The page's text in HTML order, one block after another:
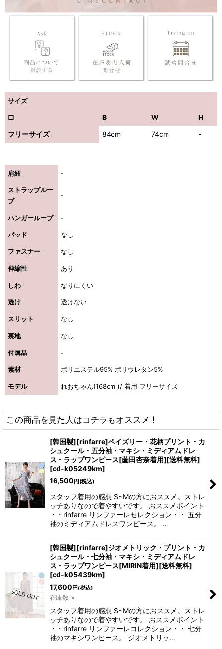
サイズ
□ B W
H
フリーサイズ
84cm 74cm -
肩紐 -
ストラップルー
プ
-
ハンガーループ -
パッド なし
ファスナー なし
伸縮性 あり
しわ なりにくい
透け 透けない
スリット なし
裏地 なし
付属品 -
素材 ポリエステル95% ポリウレタン5%
モデル れおちゃん(168cm )/ 着用 フリーサイズ
この商品を見た人はコチラもオススメ !
[韓国製][rinfarre]ペイズリー・花柄プリント・カ
シュクール・五分袖・マキシ・ミディアムドレ
ス・ラップワンピース[薗田杏奈着用][送料無料]
[cd-k05249km]
16,500 円 (税込)
スタッフ着用の感想 S~Mの方におススメ。ストレ
ッチありなので着やすいです。 おススメポイント
・・rinfarre リンファーレセレクション・・ 五分
袖のミディアムドレスワンピース。 …
[韓国製][rinfarre]ジオメトリック・プリント・カ
シュクール・七分袖・マキシ・ミディアムドレ
ス・ラップワンピース[MIRIN着用][送料無料]
[cd-k05439km]
17,600 円 (税込)
在庫数 ×
スタッフ着用の感想 S~Mの方におススメ。ストレ
ッチありなので着やすいです。 おススメポイント
・・rinfarre リンファーレコレクション・・ 七分
袖のマキシワンピース。 ジオメトリッ…